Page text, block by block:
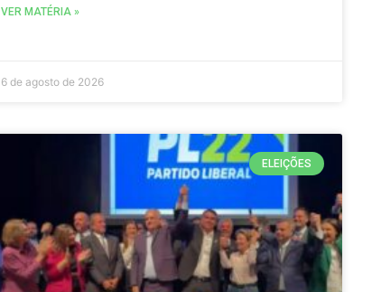
VER MATÉRIA »
6 de agosto de 2026
ELEIÇÕES